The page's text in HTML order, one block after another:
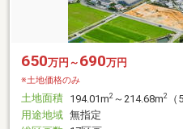
650万円～ 690万円
※土地価格のみ
土地面積 194.01m2 ～214.68m2
用途地域 無指定